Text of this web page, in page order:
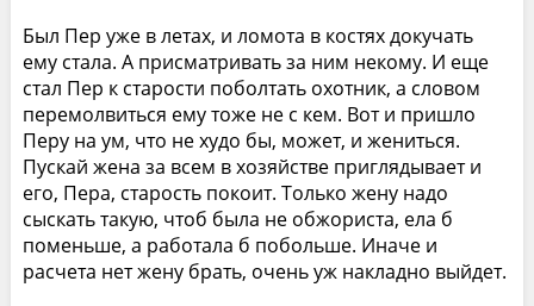
Был Пер уже в летах, и ломота в костях докучать
ему стала. А присматривать за ним некому. И еще
стал Пер к старости поболтать охотник, а словом
перемолвиться ему тоже не с кем. Вот и пришло
Перу на ум, что не худо бы, может, и жениться.
Пускай жена за всем в хозяйстве приглядывает и
его, Пера, старость покоит. Только жену надо
сыскать такую, чтоб была не обжориста, ела б
поменьше, а работала б побольше. Иначе и
расчета нет жену брать, очень уж накладно выйдет.